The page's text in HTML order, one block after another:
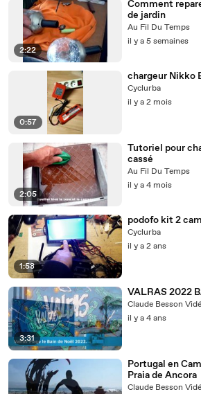
2:22
Comment
de jardin
Au Fil Du Temps
il y a 5 semaines
0:57
chargeur Nikko
Cyclurba
il y a 2 mois
2:05
Tutoriel pour
cassé
Au Fil Du Temps
il y a 4 mois
1:58
podofo kit 2
Cyclurba
il y a 2 ans
3:31
VALRAS 2022
Claude Besson
il y a 4 ans
Portugal en
Praia de Ancora
Claude Besson